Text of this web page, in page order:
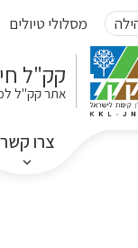
מסלולי טיולים
קק"ל
אתר קק"ל
צרו קשר